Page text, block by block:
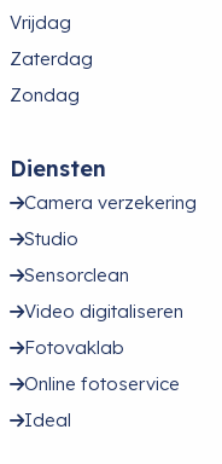
Vrijdag
Zaterdag
Zondag
Diensten
Camera verzekering
Studio
Sensorclean
Video digitaliseren
Fotovaklab
Online fotoservice
Ideal